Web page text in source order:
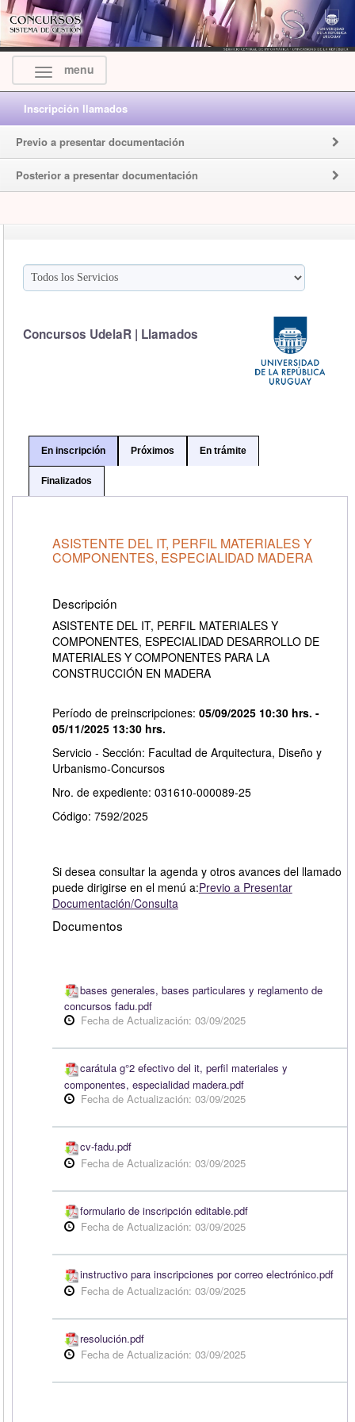
menu
Inscripción llamados
Previo a presentar documentación
Posterior a presentar documentación
Concursos UdelaR | Llamados
En inscripción Próximos En trámite
Finalizados
ASISTENTE DEL IT, PERFIL MATERIALES Y
COMPONENTES, ESPECIALIDAD MADERA
Descripción
ASISTENTE DEL IT, PERFIL MATERIALES Y
COMPONENTES, ESPECIALIDAD DESARROLLO DE
MATERIALES Y COMPONENTES PARA LA
CONSTRUCCIÓN EN MADERA
Período de preinscripciones: 05/09/2025 10:30 hrs. -
05/11/2025 13:30 hrs.
Servicio - Sección: Facultad de Arquitectura, Diseño y
Urbanismo-Concursos
Nro. de expediente: 031610-000089-25
Código: 7592/2025
Si desea consultar la agenda y otros avances del llamado
puede dirigirse en el menú a:Previo a Presentar
Documentación/Consulta
Documentos
bases generales, bases particulares y reglamento de
concursos fadu.pdf
Fecha de Actualización: 03/09/2025
carátula g°2 efectivo del it, perfil materiales y
componentes, especialidad madera.pdf
Fecha de Actualización: 03/09/2025
cv-fadu.pdf
Fecha de Actualización: 03/09/2025
formulario de inscripción editable.pdf
Fecha de Actualización: 03/09/2025
instructivo para inscripciones por correo electrónico.pdf
Fecha de Actualización: 03/09/2025
resolución.pdf
Fecha de Actualización: 03/09/2025